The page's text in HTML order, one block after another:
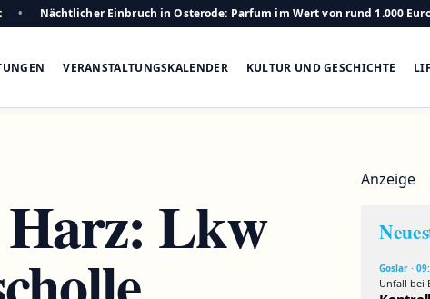
Nächtlicher Einbruch in Osterode: Parfum im Wert von rund 1.000
VERANSTALTUNGSKALENDER KULTUR UND GESCHICHTE
Harz: Lkw
Anzeige
Goslar ·
Unfall bei